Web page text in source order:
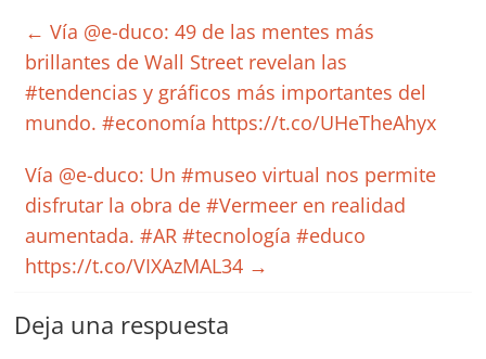
← Vía @e-duco: 49 de las mentes más
brillantes de Wall Street revelan las
#tendencias y gráficos más importantes del
mundo. #economía https://t.co/UHeTheAhyx
Vía @e-duco: Un #museo virtual nos permite
disfrutar la obra de #Vermeer en realidad
aumentada. #AR #tecnología #educo
https://t.co/VIXAzMAL34 →
Deja una respuesta